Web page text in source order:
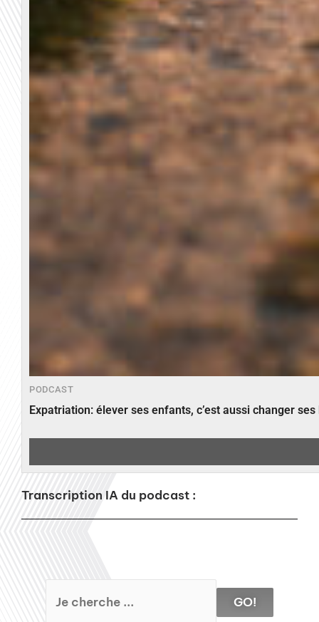
PODCAST
Expatriation: élever ses enfants, c’est aussi changer
Transcription IA du podcast :
GO!